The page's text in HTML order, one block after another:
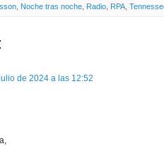
Noche tras noche Radio RPA
de 2024 a las 12:52